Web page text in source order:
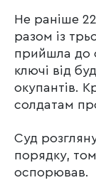
Не раніше
разом із
прийшла до
ключі від
окупантів.
солдатам
Суд
порядку,
оспорював.